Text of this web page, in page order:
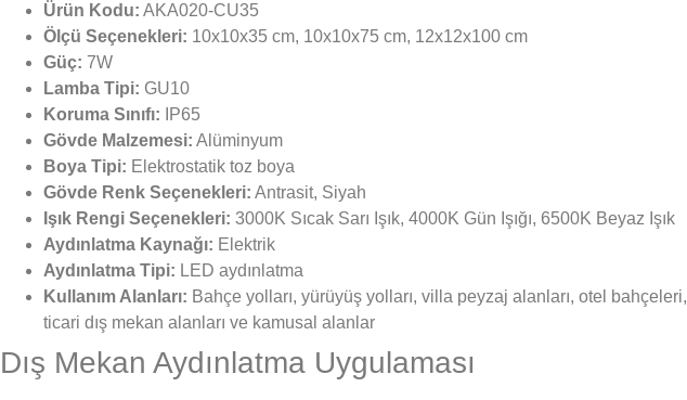
Ürün Kodu: AKA020-CU35
Ölçü Seçenekleri: 10x10x35 cm, 10x10x75 cm, 12x12x100 cm
Güç: 7W
Lamba Tipi: GU10
Koruma Sınıfı: IP65
Gövde Malzemesi: Alüminyum
Boya Tipi: Elektrostatik toz boya
Gövde Renk Seçenekleri: Antrasit, Siyah
Işık Rengi Seçenekleri: 3000K Sıcak Sarı Işık, 4000K Gün Işığı, 6500K Beyaz Işık
Aydınlatma Kaynağı: Elektrik
Aydınlatma Tipi: LED aydınlatma
Kullanım Alanları: Bahçe yolları, yürüyüş yolları, villa peyzaj alanları, otel bahçeleri,
ticari dış mekan alanları ve kamusal alanlar
Dış Mekan Aydınlatma Uygulaması